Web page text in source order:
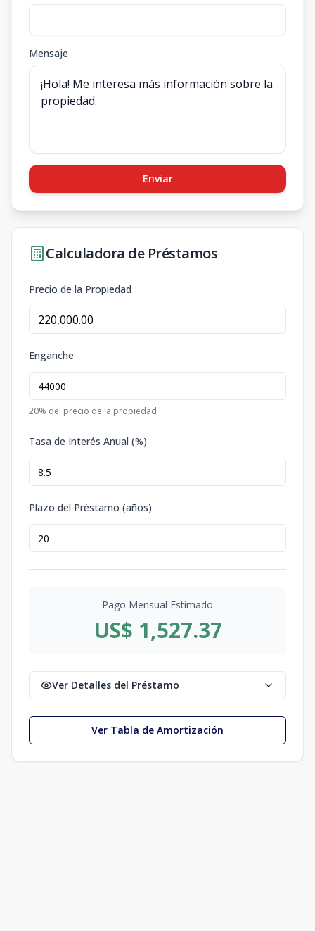
Mensaje
Enviar
Calculadora de Préstamos
Precio de la Propiedad
Enganche
20% del precio de la propiedad
Tasa de Interés Anual (%)
Plazo del Préstamo (años)
Pago Mensual Estimado
US$ 1,527.37
Ver Detalles del Préstamo
Ver Tabla de Amortización